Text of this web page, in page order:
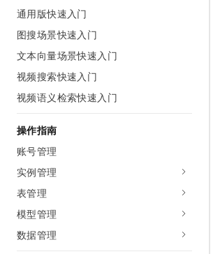
通用版快速入门
图搜场景快速入门
文本向量场景快速入门
视频搜索快速入门
视频语义检索快速入门
操作指南
账号管理
实例管理
表管理
模型管理
数据管理
数据库
媒体服务
企业服务与云通信
域名与网站
终端用户计算
Serverless
开发工具
迁移与运维管理
上云与迁云
企业出海
政企业务